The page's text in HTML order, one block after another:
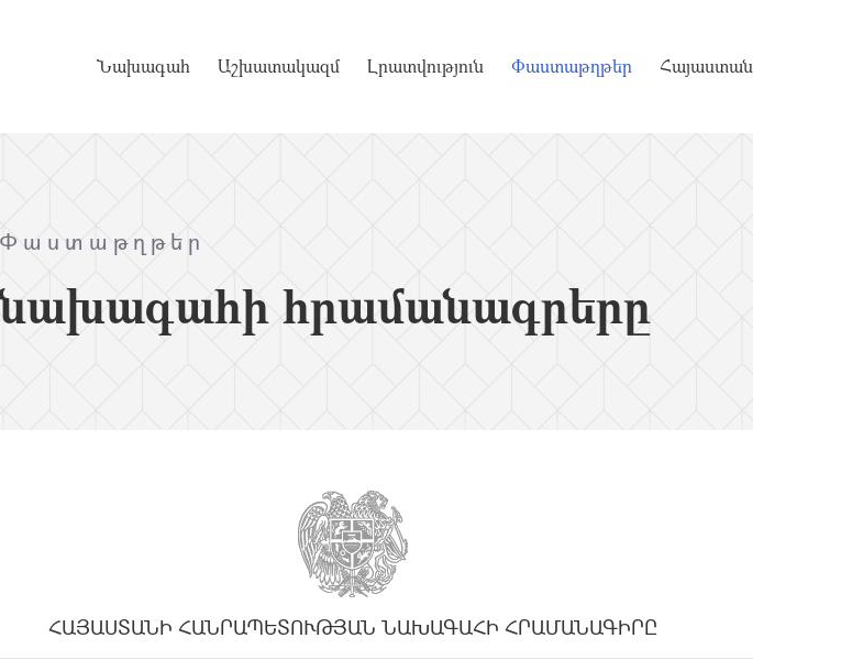
Նախագահ Աշխատակազմ Լրատվություն Փաստաթղթեր Հայաստան
Փաստաթղթեր
հրամանագրերը
ՀԱՅԱՍՏԱՆԻ ՀԱՆՐԱՊԵՏՈՒԹՅԱՆ ՆԱԽԱԳԱՀԻ ՀՐԱՄԱՆԱԳԻՐԸ